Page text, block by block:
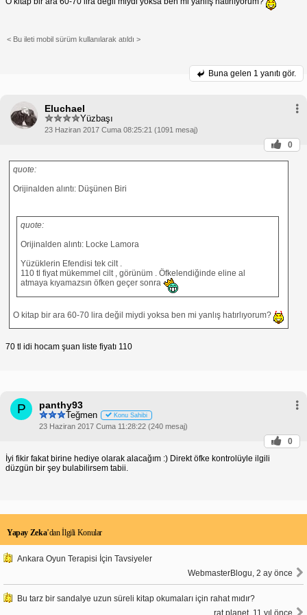
Öfkeyi Bırak, Sevgiyi Kucakla: Kendini
Öfkeyi bırakmanın ve sevgi dolu bir hayat
öfke kontrolü kitap tavsiyesi
öfke kontrolü kitap önerisi
yetişkinler için öfke kontrolü kitap
< Bu ileti mobil sürüm kullanılarak atıldı >
Buna gelen 1 yanıtı gör.
Eluchael
Yüzbaşı
23 Haziran 2017 Cuma 08:25:21 (1091 mesaj)
0
quote:
Orijinalden alıntı: Düşünen Biri
quote:
Orijinalden alıntı: Locke Lamora
Yüzüklerin Efendisi tek cilt .
110 tl fiyat mükemmel cilt , görünüm . Öfkelendiğinde eline al
atmaya kıyamazsın öfken geçer sonra
O kitap bir ara 60-70 lira değil miydi yoksa ben mi yanlış hatırlıyorum?
70 tl idi hocam şuan liste fiyatı 110
P panthy93
Teğmen Konu Sahibi
23 Haziran 2017 Cuma 11:28:22 (240 mesaj)
0
İyi fikir fakat birine hediye olarak alacağım :) Direkt öfke kontrolüyle ilgili
düzgün bir şey bulabilirsem tabii.
Yapay Zeka’dan İlgili Konular
Ankara Oyun Terapisi İçin Tavsiyeler
WebmasterBlogu, 2 ay önce
Bu tarz bir sandalye uzun süreli kitap okumaları için rahat mıdır?
rat.planet, 11 yıl önce